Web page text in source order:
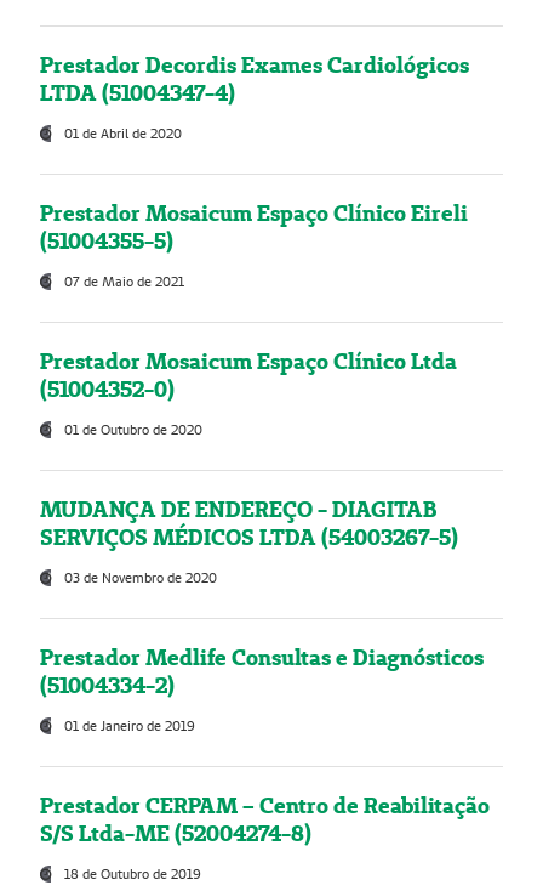
Prestador Decordis Exames Cardiológicos
LTDA (51004347-4)
01 de Abril de 2020
Prestador Mosaicum Espaço Clínico Eireli
(51004355-5)
07 de Maio de 2021
Prestador Mosaicum Espaço Clínico Ltda
(51004352-0)
01 de Outubro de 2020
MUDANÇA DE ENDEREÇO - DIAGITAB
SERVIÇOS MÉDICOS LTDA (54003267-5)
03 de Novembro de 2020
Prestador Medlife Consultas e Diagnósticos
(51004334-2)
01 de Janeiro de 2019
Prestador CERPAM – Centro de Reabilitação
S/S Ltda-ME (52004274-8)
18 de Outubro de 2019